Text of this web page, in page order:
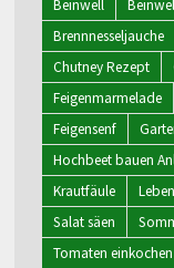
Beinwell
Brennnesseljauche
Chutney Rezept
Feigenmarmelade
Feigensenf
Hochbeet bauen
Krautfäule
Salat säen
Tomaten einkochen